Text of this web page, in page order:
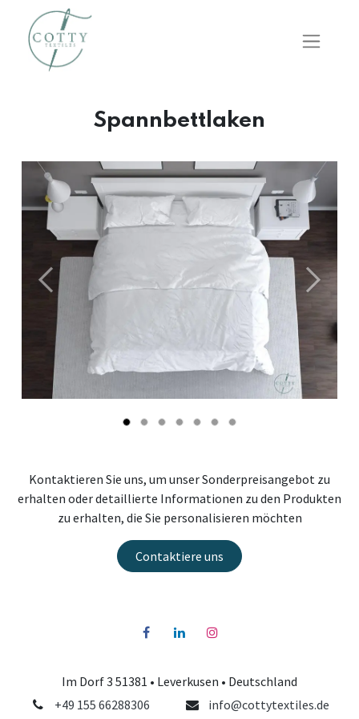
Spannbettlaken
Önceki Sonraki
Kontaktieren Sie uns, um unser Sonderpreisangebot zu
erhalten oder detaillierte Informationen zu den Produkten
zu erhalten, die Sie personalisieren möchten
Contaktiere uns
Im Dorf 3 51381 • Leverkusen • Deutschland
+49 155 66288306
info@cottytextiles.de